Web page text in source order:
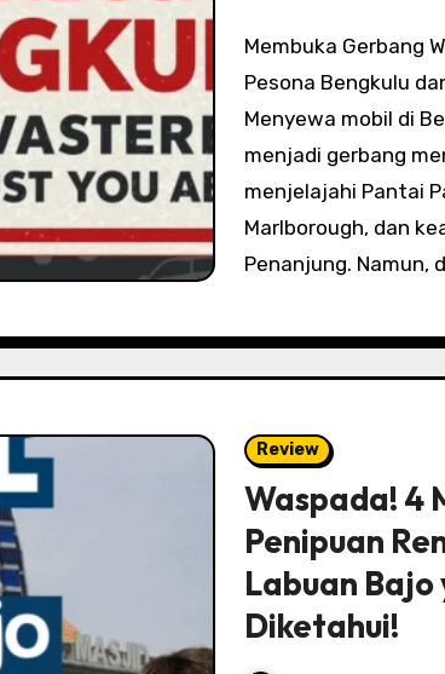
Membuka Gerbang Waspada: Antara
Pesona Bengkulu
Menyewa mobil di
menjadi gerbang
menjelajahi Pantai
Marlborough, dan
Penanjung. Namun,
Review
Waspada! 4
Penipuan
Labuan Bajo
Diketahui!